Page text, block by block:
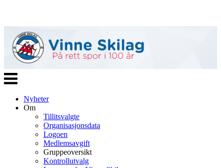
Veksle
navigasjon
Nyheter
Om
Tillitsvalgte
Organisasjonsdata
Logoen
Medlemsavgift
Gruppeoversikt
Kontrollutvalg